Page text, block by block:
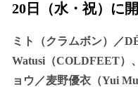
20日（水・祝）に
ミト（クラムボン）／
Watusi（COLDFEET）
ョウ／麦野優衣（Yui